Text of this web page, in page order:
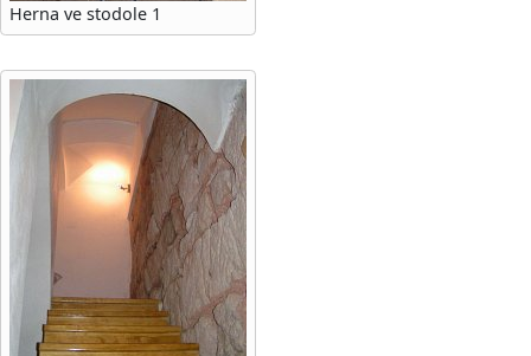
Herna ve stodole 1